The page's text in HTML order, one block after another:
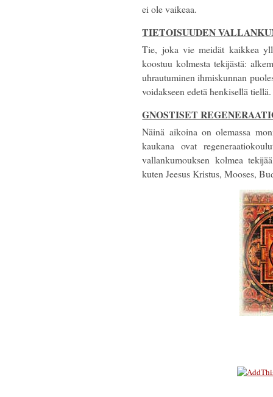
ei ole vaikeaa.
TIETOISUUDEN
Tie, joka vie meidät kaikkea
koostuu kolmesta tekijästä:
uhrautuminen ihmiskunnan
voidakseen edetä henkisellä tiellä.
GNOSTISET
Näinä aikoina on olemassa
kaukana ovat
vallankumouksen kolmea
kuten Jeesus Kristus, Mooses,